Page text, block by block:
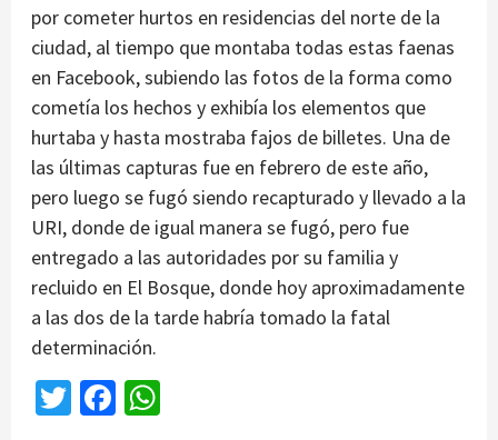
por cometer hurtos en residencias del norte de la
ciudad, al tiempo que montaba todas estas faenas
en Facebook, subiendo las fotos de la forma como
cometía los hechos y exhibía los elementos que
hurtaba y hasta mostraba fajos de billetes. Una de
las últimas capturas fue en febrero de este año,
pero luego se fugó siendo recapturado y llevado a la
URI, donde de igual manera se fugó, pero fue
entregado a las autoridades por su familia y
recluido en El Bosque, donde hoy aproximadamente
a las dos de la tarde habría tomado la fatal
determinación.
TwitterFacebook